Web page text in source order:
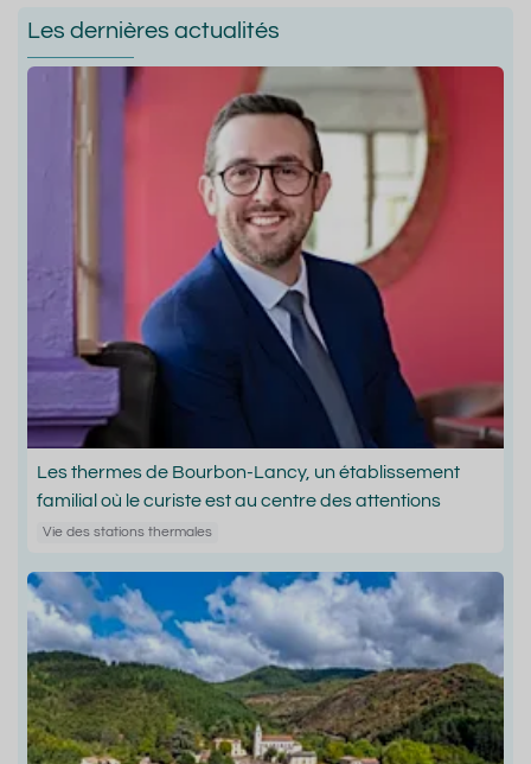
Les dernières actualités
Les thermes de Bourbon-Lancy, un établissement
familial où le curiste est au centre des attentions
Vie des stations thermales